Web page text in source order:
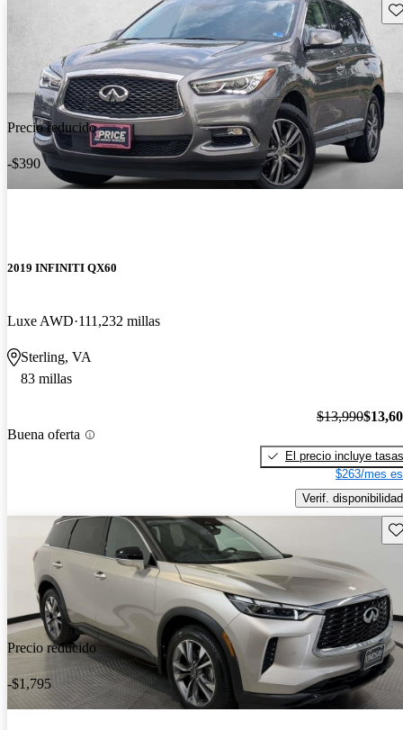
Precio reducido
-$390
2019 INFINITI QX60
Luxe AWD 111,232 millas
Sterling, VA
83 millas
Buena oferta
$13,990
El precio incluye tasas
$263/mes
Verif. disponibilidad
Precio reducido
-$1,795